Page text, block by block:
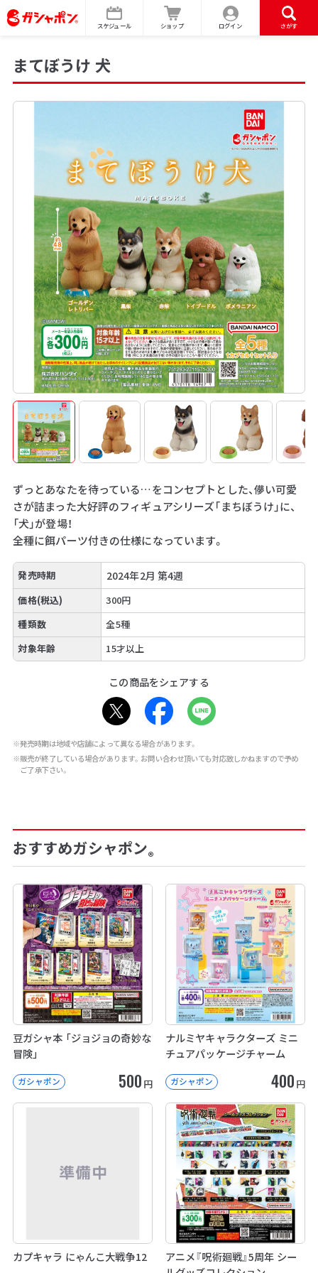
スケジュール ショップ ログイン さがす
まてぼうけ 犬
ずっとあなたを待っている…をコンセプトとした、儚い可愛
さが詰まった大好評のフィギュアシリーズ「まちぼうけ」に、
「犬」が登場！
全種に餌パーツ付きの仕様になっています。
発売時期 2024年2月 第4週
価格(税込)
300円
種類数
全5種
対象年齢
15才以上
この商品をシェアする
※発売時期は地域や店舗によって異なる場合があります。
※販売が終了している場合があります。お問い合わせ頂いても対応致しかねますので予め
ご了承下さい。
おすすめガシャポン®
豆ガシャ本 「ジョジョの奇妙な
冒険」
ガシャポン 500 円
ナルミヤキャラクターズ ミニ
チュアパッケージチャーム
ガシャポン 400 円
カプキャラ にゃんこ大戦争12
アニメ『呪術廻戦』5周年 シー